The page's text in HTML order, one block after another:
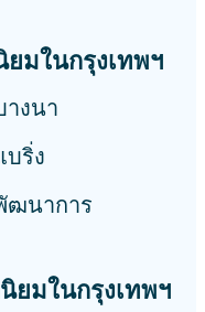
มในกรุงเทพฯ
างนา
บริ่ง
ฒนาการ
ยมในกรุงเทพฯ